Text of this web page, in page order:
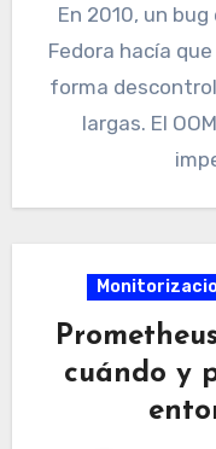
En 2010, un
Fedora hacía
forma
largas. El
cuándo y